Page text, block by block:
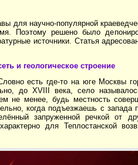
для научно-популярной
Поэтому решено было
источники. Статья
и геологическое строение
есть где-то на юге Москвы
до XVIII века, село
не менее, будь местность
когда подъезжаешь с
запруженной речкой от
для Теплостанской